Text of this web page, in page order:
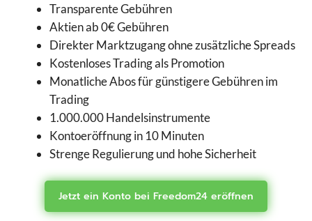
Transparente Gebühren
Aktien ab 0€ Gebühren
Direkter Marktzugang ohne zusätzliche Spreads
Kostenloses Trading als Promotion
Monatliche Abos für günstigere Gebühren im
Trading
1.000.000 Handelsinstrumente
Kontoeröffnung in 10 Minuten
Strenge Regulierung und hohe Sicherheit
Jetzt ein Konto bei Freedom24 eröffnen